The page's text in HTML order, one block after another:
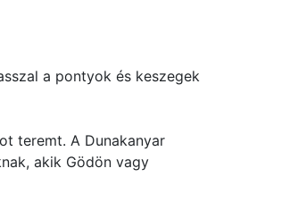
a pontyok és keszegek
teremt. A Dunakanyar
akik Gödön vagy